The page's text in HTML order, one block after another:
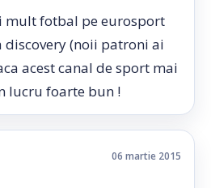
mult fotbal pe eurosport
discovery (noii patroni ai
acest canal de sport mai
lucru foarte bun !
06 martie 2015